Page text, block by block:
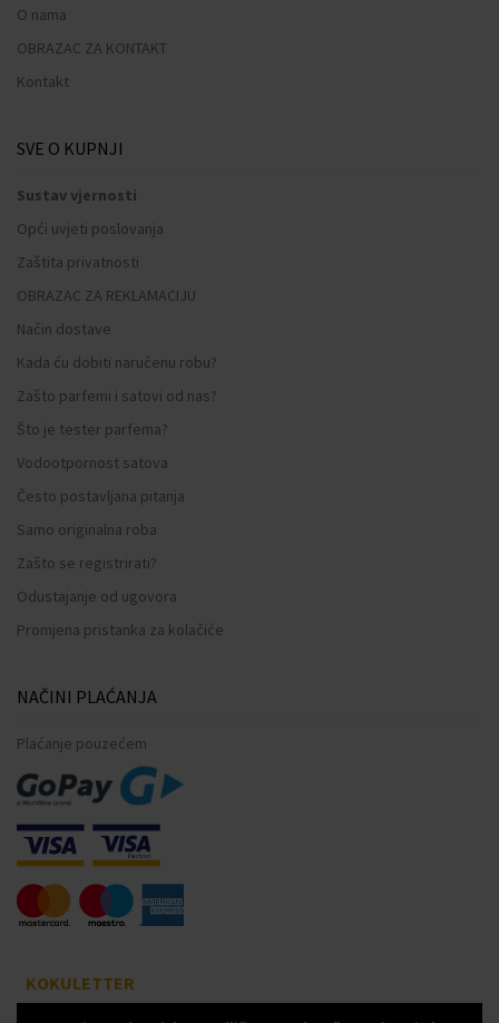
O nama
OBRAZAC ZA KONTAKT
Kontakt
SVE O KUPNJI
Sustav vjernosti
Opći uvjeti poslovanja
Zaštita privatnosti
OBRAZAC ZA REKLAMACIJU
Način dostave
Kada ću dobiti naručenu robu?
Zašto parfemi i satovi od nas?
Što je tester parfema?
Vodootpornost satova
Često postavljana pitanja
Samo originalna roba
Zašto se registrirati?
Odustajanje od ugovora
Promjena pristanka za kolačiće
NAČINI PLAĆANJA
Plaćanje pouzećem
KOKULETTER